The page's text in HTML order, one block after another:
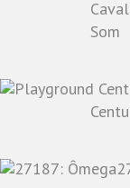
Som